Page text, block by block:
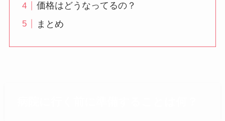
価格はどうなってるの？
まとめ